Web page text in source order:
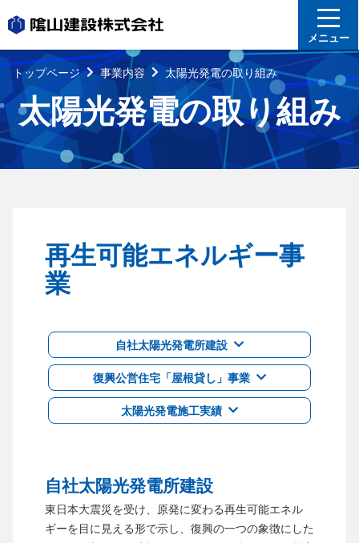
メニュー
トップページ 事業内容 太陽光発電の取り組み
太陽光発電の取り組み
再生可能エネルギー事
業
自社太陽光発電所建設
復興公営住宅「屋根貸し」事業
太陽光発電施工実績
自社太陽光発電所建設
東日本大震災を受け、原発に変わる再生可能エネル
ギーを目に見える形で示し、復興の一つの象徴にした